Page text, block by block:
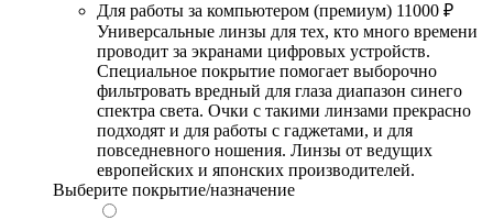
Для работы за компьютером (премиум) 11000 ₽
Универсальные линзы для тех, кто много времени
проводит за экранами цифровых устройств.
Специальное покрытие помогает выборочно
фильтровать вредный для глаза диапазон синего
спектра света. Очки с такими линзами прекрасно
подходят и для работы с гаджетами, и для
повседневного ношения. Линзы от ведущих
европейских и японских производителей.
Выберите покрытие/назначение